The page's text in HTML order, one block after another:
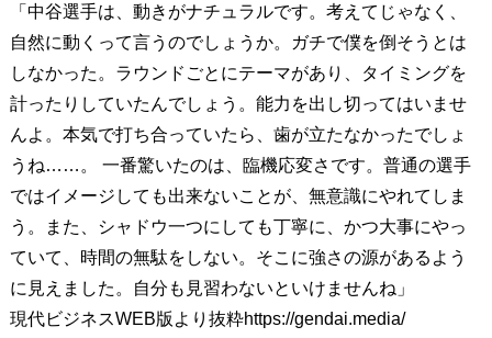
「中谷選手は、動きがナチュラルです。考えてじゃなく、
自然に動くって言うのでしょうか。ガチで僕を倒そうとは
しなかった。ラウンドごとにテーマがあり、タイミングを
計ったりしていたんでしょう。能力を出し切ってはいませ
んよ。本気で打ち合っていたら、歯が立たなかったでしょ
うね……。 一番驚いたのは、臨機応変さです。普通の選手
ではイメージしても出来ないことが、無意識にやれてしま
う。また、シャドウ一つにしても丁寧に、かつ大事にやっ
ていて、時間の無駄をしない。そこに強さの源があるよう
に見えました。自分も見習わないといけませんね」
現代ビジネスWEB版より抜粋https://gendai.media/